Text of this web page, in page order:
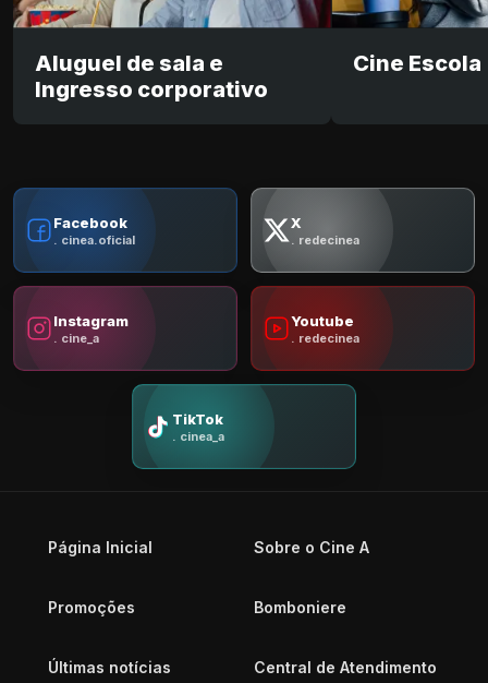
Aluguel de sala e
Ingresso corporativo
Cine Escola
Facebook
. cinea.oficial
X
. redecinea
Instagram
. cine_a
Youtube
. redecinea
TikTok
. cinea_a
Página Inicial Sobre o Cine A
Promoções Bomboniere
Últimas notícias Central de Atendimento